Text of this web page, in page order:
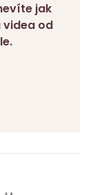
jak
videa od